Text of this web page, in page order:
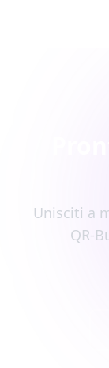
Unisciti a
QR-